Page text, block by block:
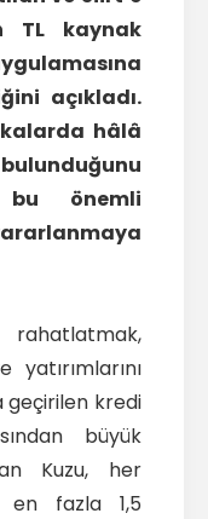
TL kaynak
açıkladı.
hâlâ
bu önemli
rahatlatmak,
yatırımlarını
geçirilen kredi
büyük
Kuzu, her
en fazla 1,5